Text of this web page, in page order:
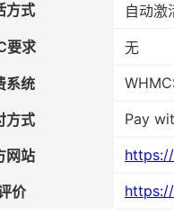
方式
自动激
要求
无
系统
方式 Pay
网站
价